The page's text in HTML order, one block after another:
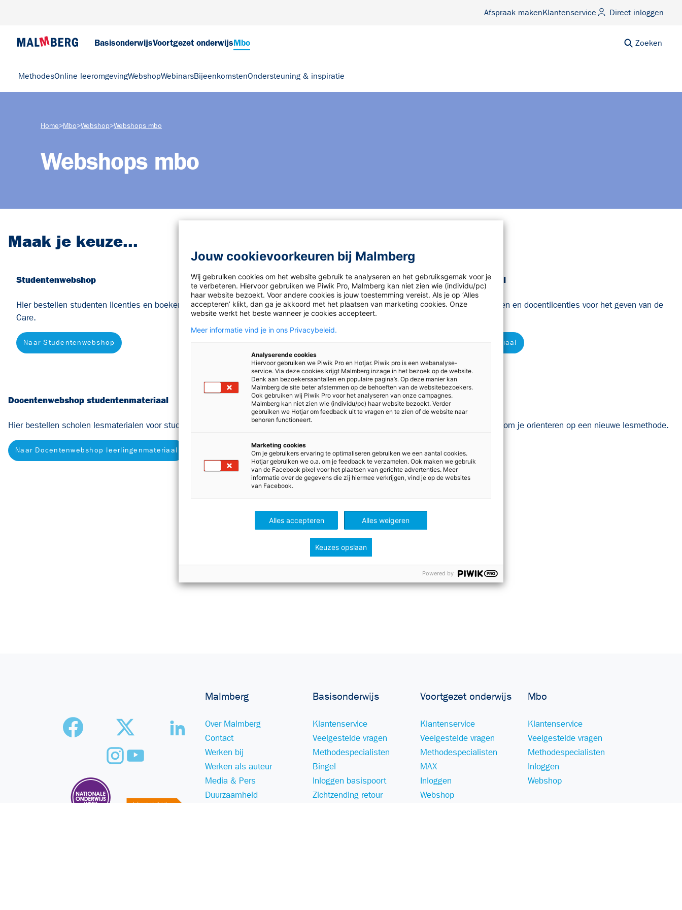
Afspraak makenKlantenservice Direct inloggen
BasisonderwijsVoortgezet onderwijsMbo Zoeken
MethodesOnline leeromgevingWebshopWebinarsBijeenkomstenOndersteuning & inspiratie
Home>Mbo>Webshop>Webshops mbo
Webshops mbo
Maak je keuze...
Studentenwebshop
Hier bestellen studenten licenties en boeken voor Taalblokken, Rekenblokken en Take
Care.
Naar Studentenwebshop
Docentenwebshop docentenmateriaal
Hier bestellen scholen en docenten boeken en docentlicenties voor het geven van de
lessen..
Naar Docentenwebshop docentenmateriaal
Docentenwebshop studentenmateriaal
Hier bestellen scholen lesmaterialen voor studenten.
Naar Docentenwebshop leerlingenmateriaal
Webshop beoordelingsmateriaal
Hier vraag je beoordelingsmaterialen aan om je orienteren op een nieuwe lesmethode.
Naar Webshop beoordelingsmateriaal
Malmberg
Over Malmberg
Contact
Werken bij
Werken als auteur
Media & Pers
Duurzaamheid
Basisonderwijs
Klantenservice
Veelgestelde vragen
Methodespecialisten
Bingel
Inloggen basispoort
Zichtzending retour
Voortgezet onderwijs
Klantenservice
Veelgestelde vragen
Methodespecialisten
MAX
Inloggen
Webshop
Mbo
Klantenservice
Veelgestelde vragen
Methodespecialisten
Inloggen
Webshop
Jouw cookievoorkeuren bij Malmberg
Wij gebruiken cookies om het website gebruik te analyseren en het gebruiksgemak voor je
te verbeteren. Hiervoor gebruiken we Piwik Pro, Malmberg kan niet zien wie (individu/pc)
haar website bezoekt. Voor andere cookies is jouw toestemming vereist. Als je op ‘Alles
accepteren’ klikt, dan ga je akkoord met het plaatsen van marketing cookies. Onze
website werkt het beste wanneer je cookies accepteert.
Meer informatie vind je in ons Privacybeleid.
Analyserende cookies
Hiervoor gebruiken we Piwik Pro en Hotjar. Piwik pro is een webanalyse-
service. Via deze cookies krijgt Malmberg inzage in het bezoek op de website.
Denk aan bezoekersaantallen en populaire pagina’s. Op deze manier kan
Malmberg de site beter afstemmen op de behoeften van de websitebezoekers.
Ook gebruiken wij Piwik Pro voor het analyseren van onze campagnes.
Malmberg kan niet zien wie (individu/pc) haar website bezoekt. Verder
gebruiken we Hotjar om feedback uit te vragen en te zien of de website naar
behoren functioneert.
Marketing cookies
Om je gebruikers ervaring te optimaliseren gebruiken we een aantal cookies.
Hotjar gebruiken we o.a. om je feedback te verzamelen. Ook maken we gebruik
van de Facebook pixel voor het plaatsen van gerichte advertenties. Meer
informatie over de gegevens die zij hiermee verkrijgen, vind je op de websites
van Facebook.
Alles accepteren Alles weigeren
Keuzes opslaan
Powered by